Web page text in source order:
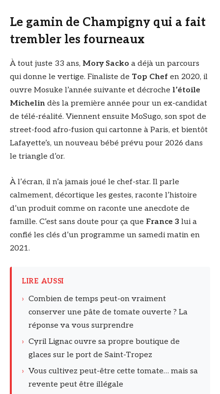
Le gamin de Champigny qui a fait
trembler les fourneaux
À tout juste 33 ans, Mory Sacko a déjà un parcours
qui donne le vertige. Finaliste de Top Chef en 2020, il
ouvre Mosuke l’année suivante et décroche l’étoile
Michelin dès la première année pour un ex-candidat
de télé-réalité. Viennent ensuite MoSugo, son spot de
street-food afro-fusion qui cartonne à Paris, et bientôt
Lafayette’s, un nouveau bébé prévu pour 2026 dans
le triangle d’or.
À l’écran, il n’a jamais joué le chef-star. Il parle
calmement, décortique les gestes, raconte l’histoire
d’un produit comme on raconte une anecdote de
famille. C’est sans doute pour ça que France 3 lui a
confié les clés d’un programme un samedi matin en
2021.
LIRE AUSSI
› Combien de temps peut-on vraiment
conserver une pâte de tomate ouverte ? La
réponse va vous surprendre
› Cyril Lignac ouvre sa propre boutique de
glaces sur le port de Saint-Tropez
› Vous cultivez peut-être cette tomate… mais sa
revente peut être illégale